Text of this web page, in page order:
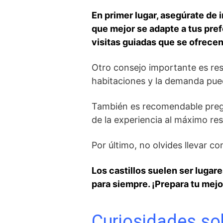
En primer lugar,⁤ asegúrate
que mejor se adapte a tus
visitas‍ guiadas que se
Otro consejo importante es
habitaciones y la demanda
También⁤ es recomendable
de la experiencia al máximo
Por último, no olvides llevar
Los ‌castillos suelen ser
para siempre. ¡Prepara tu